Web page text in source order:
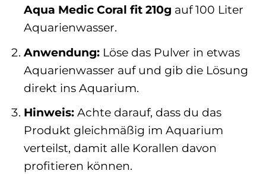
Aqua Medic Coral fit 210g auf 100 Liter
Aquarienwasser.
Anwendung:Löse das Pulver in etwas
Aquarienwasser auf und gib die Lösung
direkt ins Aquarium.
Hinweis:Achte darauf, dass du das
Produkt gleichmäßig im Aquarium
verteilst, damit alle Korallen davon
profitieren können.